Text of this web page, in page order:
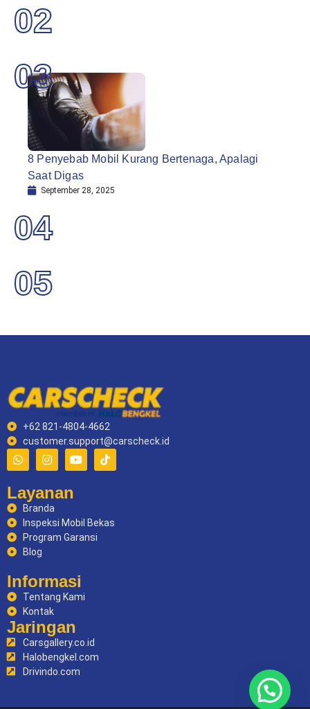
02
8 Penyebab Mobil Kurang Bertenaga, Apalagi
Saat Digas
September 28, 2025
03
04
05
+62 821-4804-4662
customer.support@carscheck.id
Layanan
Branda
Inspeksi Mobil Bekas
Program Garansi
Blog
Informasi
Tentang Kami
Kontak
Jaringan
Carsgallery.co.id
Halobengkel.com
Drivindo.com